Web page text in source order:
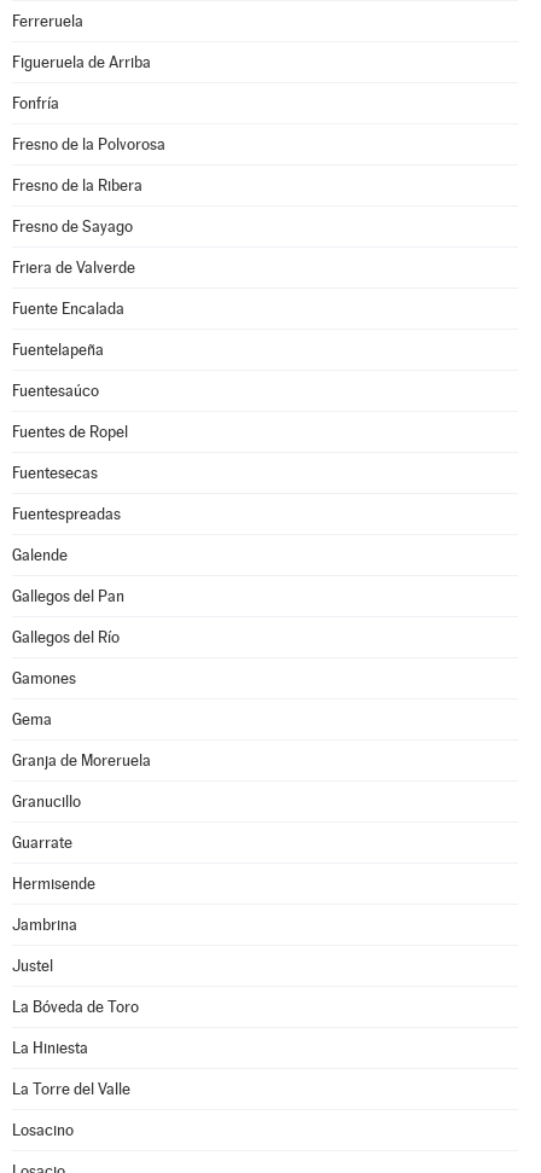
Ferreruela
Figueruela de Arriba
Fonfría
Fresno de la Polvorosa
Fresno de la Ribera
Fresno de Sayago
Friera de Valverde
Fuente Encalada
Fuentelapeña
Fuentesaúco
Fuentes de Ropel
Fuentesecas
Fuentespreadas
Galende
Gallegos del Pan
Gallegos del Río
Gamones
Gema
Granja de Moreruela
Granucillo
Guarrate
Hermisende
Jambrina
Justel
La Bóveda de Toro
La Hiniesta
La Torre del Valle
Losacino